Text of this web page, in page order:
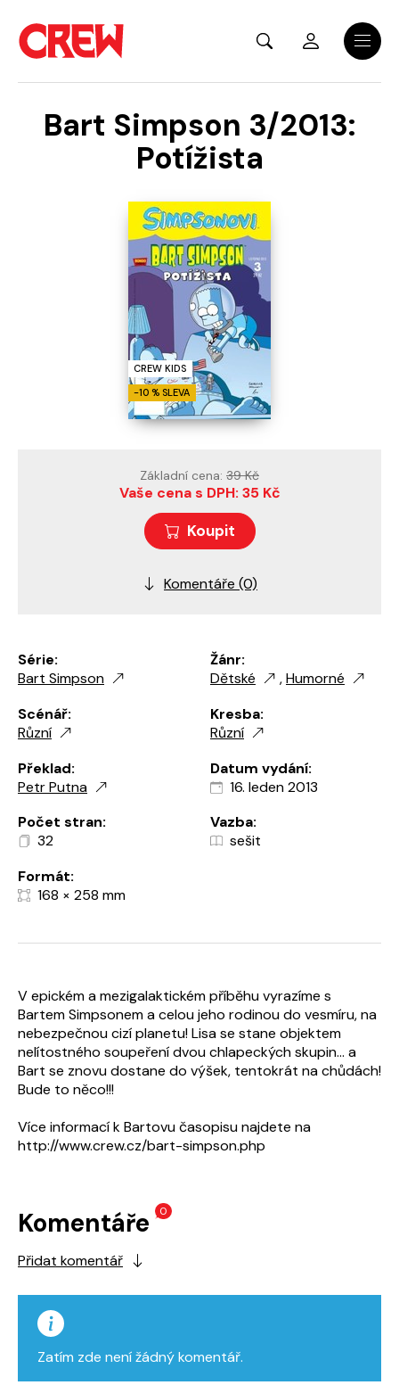
Menu
Bart Simpson 3/2013:
Potížista
CREW KIDS
-10 % SLEVA
Série:
Bart Simpson
Žánr:
Dětské
,Humorné
Scénář:
Různí
Kresba:
Různí
Překlad:
Petr Putna
Datum vydání:
16. leden 2013
Počet stran:
32
Vazba:
sešit
Formát:
168 × 258 mm
Základní cena: 39 Kč
Vaše cena s DPH: 35 Kč
Koupit
Komentáře (0)
V epickém a mezigalaktickém příběhu vyrazíme s
Bartem Simpsonem a celou jeho rodinou do vesmíru, na
nebezpečnou cizí planetu! Lisa se stane objektem
nelítostného soupeření dvou chlapeckých skupin... a
Bart se znovu dostane do výšek, tentokrát na chůdách!
Bude to něco!!!
Více informací k Bartovu časopisu najdete na
http://www.crew.cz/bart-simpson.php
Komentáře 0
Přidat komentář
Zatím zde není žádný komentář.